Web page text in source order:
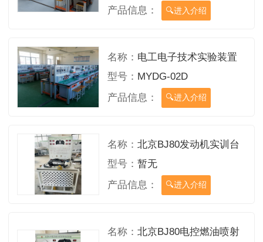
产品信息：
进入介绍
名称： 电工电子技术实验装置
型号： MYDG-02D
产品信息：
进入介绍
名称： 北京BJ80发动机实训台
型号： 暂无
产品信息：
进入介绍
名称： 北京BJ80电控燃油喷射